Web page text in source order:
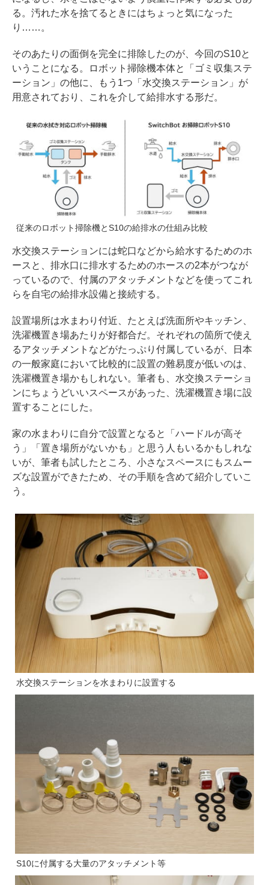
る。汚れた水を捨てるときにはちょっと気になった
り……。
そのあたりの面倒を完全に排除したのが、今回のS10と
いうことになる。ロボット掃除機本体と「ゴミ収集ステ
ーション」の他に、もう1つ「水交換ステーション」が
用意されており、これを介して給排水する形だ。
従来のロボット掃除機とS10の給排水の仕組み比較
水交換ステーションには蛇口などから給水するためのホ
ースと、排水口に排水するためのホースの2本がつなが
っているので、付属のアタッチメントなどを使ってこれ
らを自宅の給排水設備と接続する。
設置場所は水まわり付近、たとえば洗面所やキッチン、
洗濯機置き場あたりが好都合だ。それぞれの箇所で使え
るアタッチメントなどがたっぷり付属しているが、日本
の一般家庭において比較的に設置の難易度が低いのは、
洗濯機置き場かもしれない。筆者も、水交換ステーショ
ンにちょうどいいスペースがあった、洗濯機置き場に設
置することにした。
家の水まわりに自分で設置となると「ハードルが高そ
う」「置き場所がないかも」と思う人もいるかもしれな
いが、筆者も試したところ、小さなスペースにもスムー
ズな設置ができたため、その手順を含めて紹介していこ
う。
水交換ステーションを水まわりに設置する
S10に付属する大量のアタッチメント等